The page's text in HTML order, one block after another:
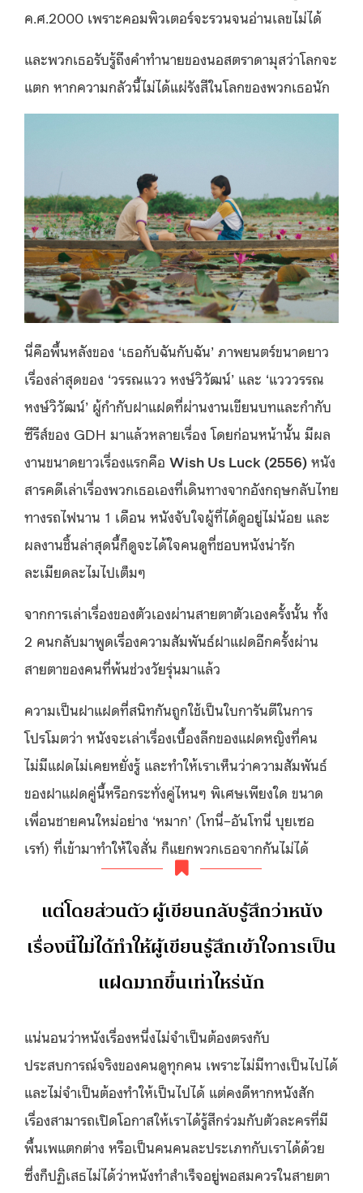
ค.ศ.2000 เพราะคอมพิวเตอร์จะรวนจนอ่านเลขไม่ได้
และพวกเธอรับรู้ถึงคำทำนายของนอสตราดามุสว่าโลกจะ
แตก หากความกลัวนี้ไม่ได้แผ่รังสีในโลกของพวกเธอนัก
นี่คือพื้นหลังของ ‘เธอกับฉันกับฉัน’ ภาพยนตร์ขนาดยาว
เรื่องล่าสุดของ ‘วรรณแวว หงษ์วิวัฒน์’ และ ‘แวววรรณ
หงษ์วิวัฒน์’ ผู้กำกับฝาแฝดที่ผ่านงานเขียนบทและกำกับ
ซีรีส์ของ GDH มาแล้วหลายเรื่อง โดยก่อนหน้านั้น มีผล
งานขนาดยาวเรื่องแรกคือ Wish Us Luck (2556) หนัง
สารคดีเล่าเรื่องพวกเธอเองที่เดินทางจากอังกฤษกลับไทย
ทางรถไฟนาน 1 เดือน หนังจับใจผู้ที่ได้ดูอยู่ไม่น้อย และ
ผลงานชิ้นล่าสุดนี้ก็ดูจะได้ใจคนดูที่ชอบหนังน่ารัก
ละเมียดละไมไปเต็มๆ
จากการเล่าเรื่องของตัวเองผ่านสายตาตัวเองครั้งนั้น ทั้ง
2 คนกลับมาพูดเรื่องความสัมพันธ์ฝาแฝดอีกครั้งผ่าน
สายตาของคนที่พ้นช่วงวัยรุ่นมาแล้ว
ความเป็นฝาแฝดที่สนิทกันถูกใช้เป็นใบการันตีในการ
โปรโมตว่า หนังจะเล่าเรื่องเบื้องลึกของแฝดหญิงที่คน
ไม่มีแฝดไม่เคยหยั่งรู้ และทำให้เราเห็นว่าความสัมพันธ์
ของฝาแฝดคู่นี้หรือกระทั่งคู่ไหนๆ พิเศษเพียงใด ขนาด
เพื่อนชายคนใหม่อย่าง ‘หมาก’ (โทนี่–อันโทนี่ บุยเซอ
เรท์) ที่เข้ามาทำให้ใจสั่น ก็แยกพวกเธอจากกันไม่ได้
แต่โดยส่วนตัว ผู้เขียนกลับรู้สึกว่าหนัง
เรื่องนี้ไม่ได้ทำให้ผู้เขียนรู้สึกเข้าใจการเป็น
แฝดมากขึ้นเท่าไหร่นัก
แน่นอนว่าหนังเรื่องหนึ่งไม่จำเป็นต้องตรงกับ
ประสบการณ์จริงของคนดูทุกคน เพราะไม่มีทางเป็นไปได้
และไม่จำเป็นต้องทำให้เป็นไปได้ แต่คงดีหากหนังสัก
เรื่องสามารถเปิดโอกาสให้เราได้รู้สึกร่วมกับตัวละครที่มี
พื้นเพแตกต่าง หรือเป็นคนคนละประเภทกับเราได้ด้วย
ซึ่งก็ปฏิเสธไม่ได้ว่าหนังทำสำเร็จอยู่พอสมควรในสายตา